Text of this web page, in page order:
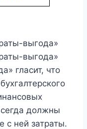
выгода»
выгода»
гласит, что
должны
с ней затраты.